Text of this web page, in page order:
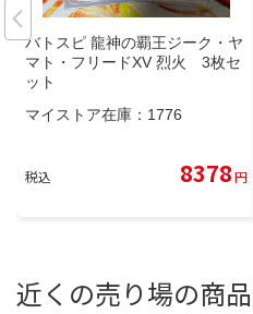
バトスピ 龍神の覇王ジーク・ヤ
マト・フリードXV 烈火 3枚セ
ット
マイストア在庫： 1776
税込 8378円
近くの売り場の商品